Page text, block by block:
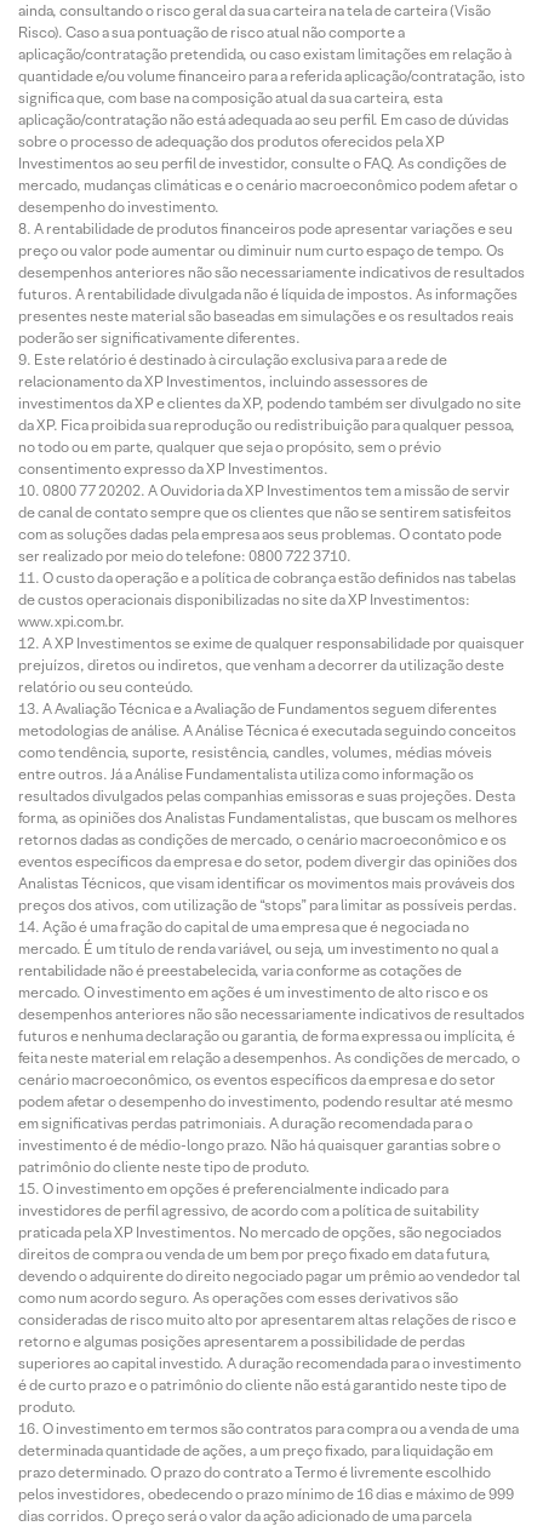
ainda, consultando o risco geral da sua carteira na tela de carteira (Visão
Risco). Caso a sua pontuação de risco atual não comporte a
aplicação/contratação pretendida, ou caso existam limitações em relação à
quantidade e/ou volume financeiro para a referida aplicação/contratação, isto
significa que, com base na composição atual da sua carteira, esta
aplicação/contratação não está adequada ao seu perfil. Em caso de dúvidas
sobre o processo de adequação dos produtos oferecidos pela XP
Investimentos ao seu perfil de investidor, consulte o FAQ. As condições de
mercado, mudanças climáticas e o cenário macroeconômico podem afetar o
desempenho do investimento.
A rentabilidade de produtos financeiros pode apresentar variações e seu
preço ou valor pode aumentar ou diminuir num curto espaço de tempo. Os
desempenhos anteriores não são necessariamente indicativos de resultados
futuros. A rentabilidade divulgada não é líquida de impostos. As informações
presentes neste material são baseadas em simulações e os resultados reais
poderão ser significativamente diferentes.
Este relatório é destinado à circulação exclusiva para a rede de
relacionamento da XP Investimentos, incluindo assessores de
investimentos da XP e clientes da XP, podendo também ser divulgado no site
da XP. Fica proibida sua reprodução ou redistribuição para qualquer pessoa,
no todo ou em parte, qualquer que seja o propósito, sem o prévio
consentimento expresso da XP Investimentos.
0800 77 20202. A Ouvidoria da XP Investimentos tem a missão de servir
de canal de contato sempre que os clientes que não se sentirem satisfeitos
com as soluções dadas pela empresa aos seus problemas. O contato pode
ser realizado por meio do telefone: 0800 722 3710.
O custo da operação e a política de cobrança estão definidos nas tabelas
de custos operacionais disponibilizadas no site da XP Investimentos:
www.xpi.com.br.
A XP Investimentos se exime de qualquer responsabilidade por quaisquer
prejuízos, diretos ou indiretos, que venham a decorrer da utilização deste
relatório ou seu conteúdo.
A Avaliação Técnica e a Avaliação de Fundamentos seguem diferentes
metodologias de análise. A Análise Técnica é executada seguindo conceitos
como tendência, suporte, resistência, candles, volumes, médias móveis
entre outros. Já a Análise Fundamentalista utiliza como informação os
resultados divulgados pelas companhias emissoras e suas projeções. Desta
forma, as opiniões dos Analistas Fundamentalistas, que buscam os melhores
retornos dadas as condições de mercado, o cenário macroeconômico e os
eventos específicos da empresa e do setor, podem divergir das opiniões dos
Analistas Técnicos, que visam identificar os movimentos mais prováveis dos
preços dos ativos, com utilização de “stops” para limitar as possíveis perdas.
Ação é uma fração do capital de uma empresa que é negociada no
mercado. É um título de renda variável, ou seja, um investimento no qual a
rentabilidade não é preestabelecida, varia conforme as cotações de
mercado. O investimento em ações é um investimento de alto risco e os
desempenhos anteriores não são necessariamente indicativos de resultados
futuros e nenhuma declaração ou garantia, de forma expressa ou implícita, é
feita neste material em relação a desempenhos. As condições de mercado, o
cenário macroeconômico, os eventos específicos da empresa e do setor
podem afetar o desempenho do investimento, podendo resultar até mesmo
em significativas perdas patrimoniais. A duração recomendada para o
investimento é de médio-longo prazo. Não há quaisquer garantias sobre o
patrimônio do cliente neste tipo de produto.
O investimento em opções é preferencialmente indicado para
investidores de perfil agressivo, de acordo com a política de suitability
praticada pela XP Investimentos. No mercado de opções, são negociados
direitos de compra ou venda de um bem por preço fixado em data futura,
devendo o adquirente do direito negociado pagar um prêmio ao vendedor tal
como num acordo seguro. As operações com esses derivativos são
consideradas de risco muito alto por apresentarem altas relações de risco e
retorno e algumas posições apresentarem a possibilidade de perdas
superiores ao capital investido. A duração recomendada para o investimento
é de curto prazo e o patrimônio do cliente não está garantido neste tipo de
produto.
O investimento em termos são contratos para compra ou a venda de uma
determinada quantidade de ações, a um preço fixado, para liquidação em
prazo determinado. O prazo do contrato a Termo é livremente escolhido
pelos investidores, obedecendo o prazo mínimo de 16 dias e máximo de 999
dias corridos. O preço será o valor da ação adicionado de uma parcela